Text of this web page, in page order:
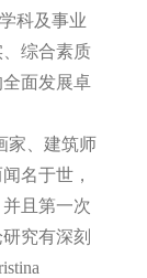
科及事业
综合素质
面发展卓
家、建筑师
名于世，
且第一次
究有深刻